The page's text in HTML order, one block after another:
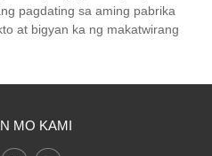
pagdating sa aming pabrika
at bigyan ka ng makatwirang
MO KAMI